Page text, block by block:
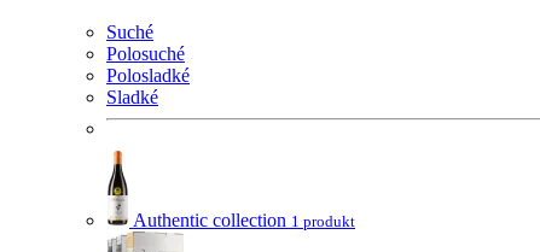
Suché
Polosuché
Polosladké
Sladké
Authentic collection 1 produkt